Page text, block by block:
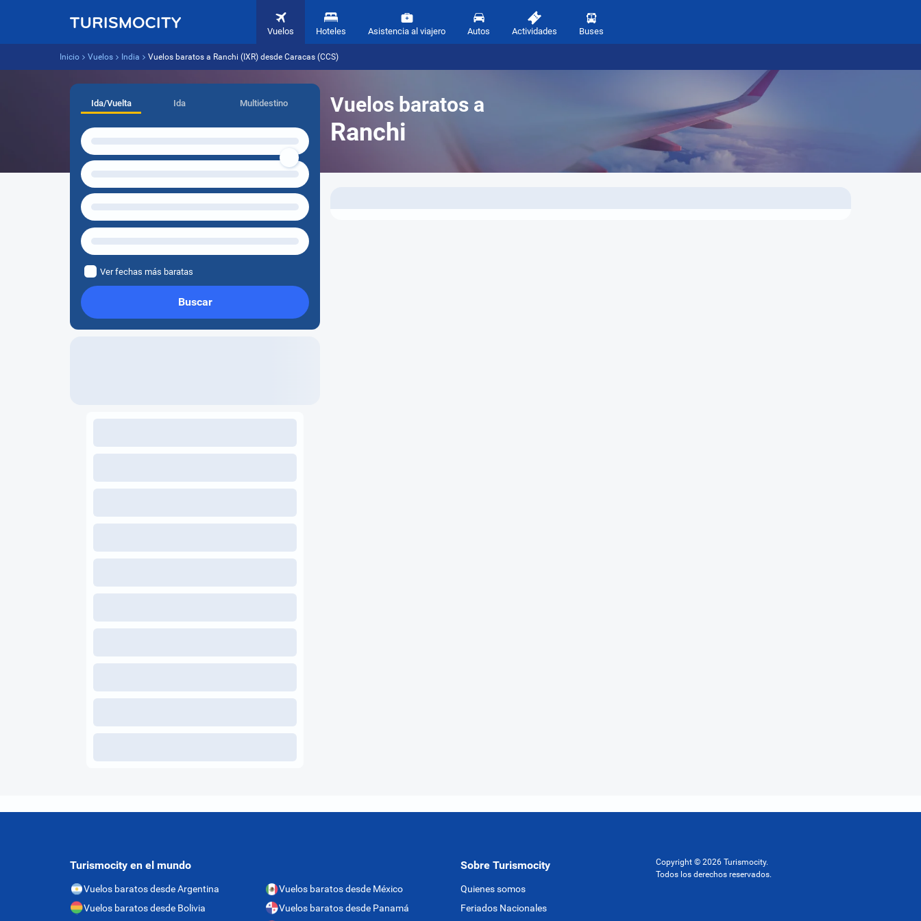
Vuelos Hoteles Asistencia al viajero Autos Actividades Buses
Inicio Vuelos India Vuelos baratos a Ranchi (IXR) desde Caracas (CCS)
Vuelos baratos a
Ranchi
Ida/Vuelta Ida Multidestino
Ver fechas más baratas
Buscar
Turismocity en el mundo
Vuelos baratos desde Argentina
Vuelos baratos desde Bolivia
Vuelos baratos desde México
Vuelos baratos desde Panamá
Sobre Turismocity
Quienes somos
Feriados Nacionales
Copyright © 2026 Turismocity.
Todos los derechos reservados.